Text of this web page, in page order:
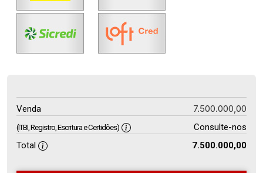
Venda 7.500.000,00
(ITBI, Registro, Escritura e Certidões)
Consulte-nos
Total
7.500.000,00